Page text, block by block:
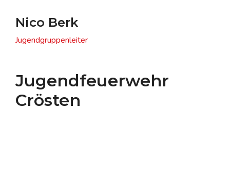
Nico Berk
Jugendgruppenleiter
Jugendfeuerwehr
Crösten